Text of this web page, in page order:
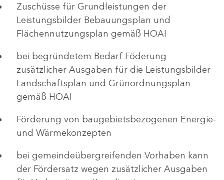
Zuschüsse für Grundleistungen der
Leistungsbilder Bebauungsplan und
Flächennutzungsplan gemäß HOAI
bei begründetem Bedarf Föderung
zusätzlicher Ausgaben für die Leistungsbilder
Landschaftsplan und Grünordnungsplan
gemäß HOAI
Förderung von baugebietsbezogenen Energie-
und Wärmekonzepten
bei gemeindeübergreifenden Vorhaben kann
der Fördersatz wegen zusätzlicher Ausgaben